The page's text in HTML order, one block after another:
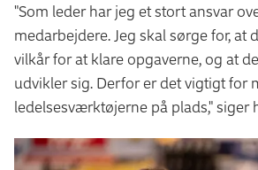
"Som leder har jeg et stort ansvar
medarbejdere. Jeg skal sørge for, at
vilkår for at klare opgaverne, og at
udvikler sig. Derfor er det vigtigt for
ledelsesværktøjerne på plads," siger